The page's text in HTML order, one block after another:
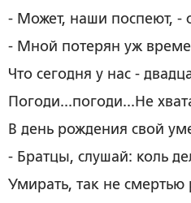
- Может, наши поспеют, -
- Мной потерян уж
Что сегодня у нас -
Погоди...погоди...Не
В день рождения свой
- Братцы, слушай: коль
Умирать, так не смертью